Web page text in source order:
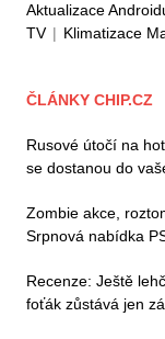
Aktualizace
TV | Klimatizace
ČLÁNKY CHIP.CZ
Rusové útočí na
se dostanou do
Zombie akce,
Srpnová nabídka
Recenze: Ještě
foťák zůstává jen